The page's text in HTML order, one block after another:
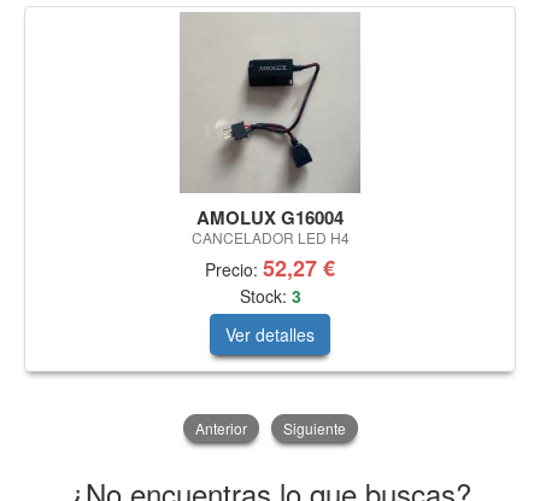
AMOLUX G16004
CANCELADOR LED H4
Precio: 52,27 €
Stock: 3
Ver detalles
Anterior Siguiente